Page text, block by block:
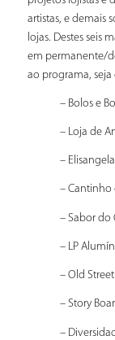
artistas, e demais
lojas. Destes seis
em permanente/
ao programa,
– Bolos e
– Loja de
–
– Cantinho
– Sabor do
– LP
– Old
– Story
–